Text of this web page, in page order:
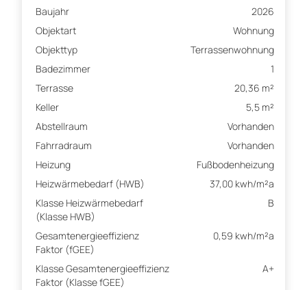
Baujahr
2026
Objektart
Wohnung
Objekttyp
Terrassenwohnung
Badezimmer
1
Terrasse
20,36 m²
Keller
5,5 m²
Abstellraum
Vorhanden
Fahrradraum
Vorhanden
Heizung
Fußbodenheizung
Heizwärmebedarf (HWB)
37,00 kwh/m²a
Klasse Heizwärmebedarf
(Klasse HWB)
B
Gesamtenergieeffizienz
Faktor (fGEE)
0,59 kwh/m²a
Klasse Gesamtenergieeffizienz
Faktor (Klasse fGEE)
A+